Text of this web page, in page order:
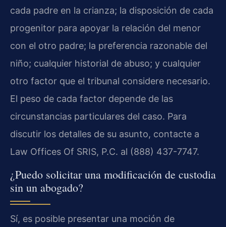
cada padre en la crianza; la disposición de cada
progenitor para apoyar la relación del menor
con el otro padre; la preferencia razonable del
niño; cualquier historial de abuso; y cualquier
otro factor que el tribunal considere necesario.
El peso de cada factor depende de las
circunstancias particulares del caso. Para
discutir los detalles de su asunto, contacte a
Law Offices Of SRIS, P.C. al (888) 437-7747.
¿Puedo solicitar una modificación de custodia
sin un abogado?
Sí, es posible presentar una moción de